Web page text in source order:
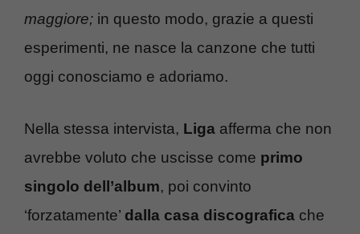
maggiore; in questo modo, grazie a questi
esperimenti, ne nasce la canzone che tutti
oggi conosciamo e adoriamo.
Nella stessa intervista, Liga afferma che non
avrebbe voluto che uscisse come primo
singolo dell’album, poi convinto
‘forzatamente’ dalla casa discografica che